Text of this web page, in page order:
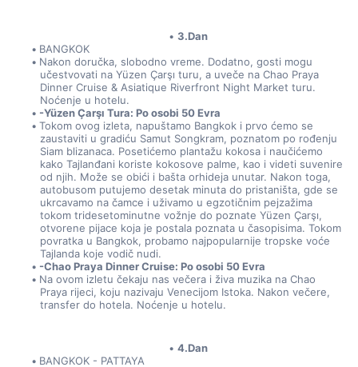
3.Dan
BANGKOK
Nakon doručka, slobodno vreme. Dodatno, gosti mogu
učestvovati na Yüzen Çarşı turu, a uveče na Chao Praya
Dinner Cruise & Asiatique Riverfront Night Market turu.
Noćenje u hotelu.
-Yüzen Çarşı Tura: Po osobi 50 Evra
Tokom ovog izleta, napuštamo Bangkok i prvo ćemo se
zaustaviti u gradiću Samut Songkram, poznatom po rođenju
Siam blizanaca. Posetićemo plantažu kokosa i naučićemo
kako Tajlanđani koriste kokosove palme, kao i videti suvenire
od njih. Može se obići i bašta orhideja unutar. Nakon toga,
autobusom putujemo desetak minuta do pristaništa, gde se
ukrcavamo na čamce i uživamo u egzotičnim pejzažima
tokom tridesetominutne vožnje do poznate Yüzen Çarşı,
otvorene pijace koja je postala poznata u časopisima. Tokom
povratka u Bangkok, probamo najpopularnije tropske voće
Tajlanda koje vodič nudi.
-Chao Praya Dinner Cruise: Po osobi 50 Evra
Na ovom izletu čekaju nas večera i živa muzika na Chao
Praya rijeci, koju nazivaju Venecijom Istoka. Nakon večere,
transfer do hotela. Noćenje u hotelu.
4.Dan
BANGKOK - PATTAYA